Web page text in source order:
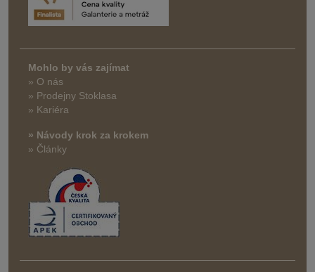
Mohlo by vás zajímat
» O nás
» Prodejny Stoklasa
» Kariéra
» Návody krok za krokem
» Články